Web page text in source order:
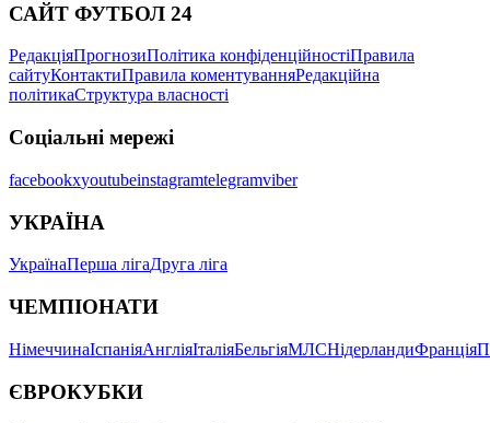
САЙТ ФУТБОЛ 24
РедакціяПрогнозиПолітика конфіденційностіПравила
сайтуКонтактиПравила коментуванняРедакційна
політикаСтруктура власності
Соціальні мережі
facebookxyoutubeinstagramtelegramviber
УКРАЇНА
УкраїнаПерша лігаДруга ліга
ЧЕМПІОНАТИ
НімеччинаІспаніяАнгліяІталіяБельгіяМЛСНідерландиФранція
ЄВРОКУБКИ